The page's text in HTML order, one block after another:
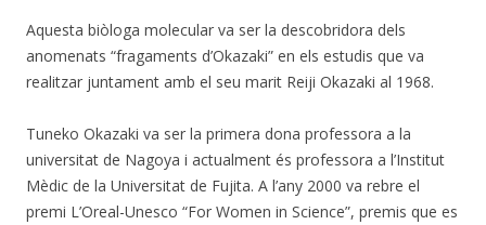
Aquesta biòloga molecular va ser la descobridora dels
anomenats “fragaments d’Okazaki” en els estudis que va
realitzar juntament amb el seu marit Reiji Okazaki al 1968.
Tuneko Okazaki va ser la primera dona professora a la
universitat de Nagoya i actualment és professora a l’Institut
Mèdic de la Universitat de Fujita. A l’any 2000 va rebre el
premi L’Oreal-Unesco “For Women in Science”, premis que es